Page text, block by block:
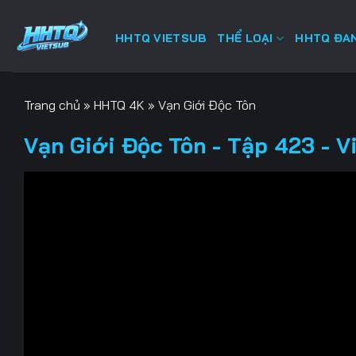
HHTQ VIETSUB THỂ LOẠI HHTQ
Trang chủ » HHTQ 4K » Vạn Giới Độc Tôn
Vạn Giới Độc Tôn - Tập 423 -